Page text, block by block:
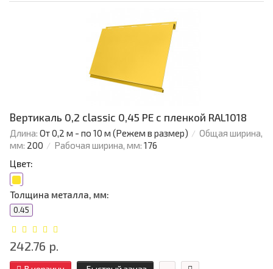
Вертикаль 0,2 classic 0,45 PE с пленкой RAL1018
Длина: От 0,2 м - по 10 м (Режем в размер)
Общая ширина,
мм: 200 Рабочая ширина, мм: 176
Цвет:
Толщина металла, мм:
0.45
242.76 р.